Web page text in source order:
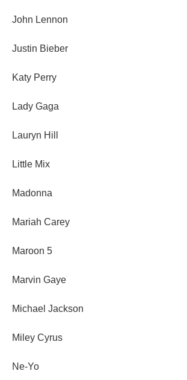
John Lennon
Justin Bieber
Katy Perry
Lady Gaga
Lauryn Hill
Little Mix
Madonna
Mariah Carey
Maroon 5
Marvin Gaye
Michael Jackson
Miley Cyrus
Ne-Yo